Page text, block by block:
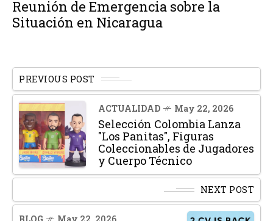
Reunión de Emergencia sobre la
Situación en Nicaragua
PREVIOUS POST
ACTUALIDAD May 22, 2026
Selección Colombia Lanza
"Los Panitas", Figuras
Coleccionables de Jugadores
y Cuerpo Técnico
NEXT POST